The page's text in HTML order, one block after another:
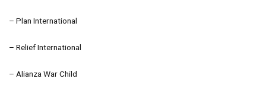
– Plan International
– Relief International
– Alianza War Child